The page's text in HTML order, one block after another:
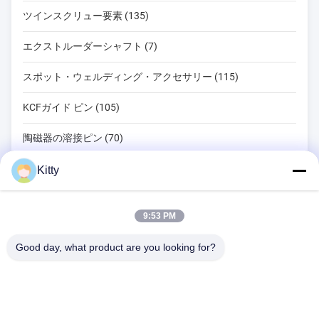
ツインスクリュー要素 (135)
エクストルーダーシャフト (7)
スポット・ウェルディング・アクセサリー (115)
KCFガイド ピン (105)
陶磁器の溶接ピン (70)
スポット 溶接 ツール (134)
Kitty
9:53 PM
Good day, what product are you looking for?